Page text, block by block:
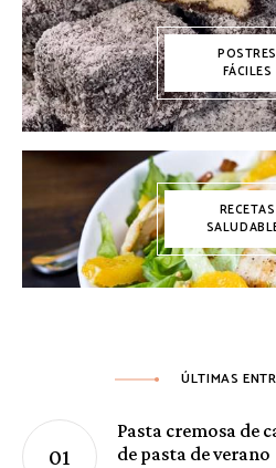
POSTRES
FÁCILES
RECETAS
ÚLTIMAS
Pasta cremosa de
de pasta de verano